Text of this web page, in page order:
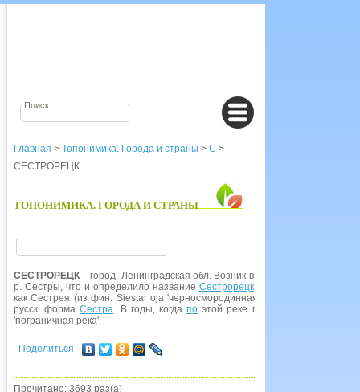
Главная > Топонимика. Города и страны > С >
СЕСТРОРЕЦК
ТОПОНИМИКА. ГОРОДА И СТРАНЫ
СЕСТРОРЕЦК - город. Ленинградская обл. Возник в первой четверти
р. Сестры, что и определило название Сестрорецк. Гидроним
как Сестрея (из фин. Siestar oja 'черносмородинная речка'), в XVII в.
русск. формаСестра. В годы, когдапо этой реке проходила гос.
'пограничная река'.
Поделиться
Прочитано: 3693 раз(а)